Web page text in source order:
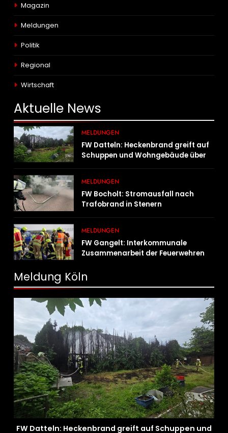
Magazin
Meldungen
Politik
Regional
Wirtschaft
Aktuelle News
MELDUNGEN
FW Datteln: Heckenbrand greift auf
Schuppen und Wohngebäude über
MELDUNGEN
FW Bocholt: Stromausfall nach
Trafobrand in Stenern
MELDUNGEN
FW Gangelt: Interkommunale
Zusammenarbeit der Feuerwehren
Gangelt
Meldung Köln
FW Datteln: Heckenbrand greift auf Schuppen und